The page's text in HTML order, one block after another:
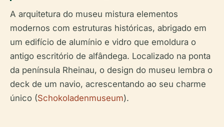
A arquitetura do museu mistura elementos
modernos com estruturas históricas, abrigado em
um edifício de alumínio e vidro que emoldura o
antigo escritório de alfândega. Localizado na ponta
da península Rheinau, o design do museu lembra o
deck de um navio, acrescentando ao seu charme
único (Schokoladenmuseum).